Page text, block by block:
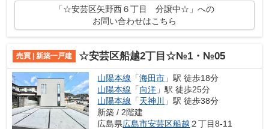
「☆安芸区矢野西６丁目 分譲中☆」への
お問い合わせはこちら
売買 | 新築一戸建 ☆安芸区船越2丁目☆№1・№05
山陽本線 「海田市 」駅 徒歩18分
山陽本線 「向洋 」駅 徒歩25分
山陽本線 「天神川
」駅 徒歩38分
新築 / 2階建
広島県広島市安芸区船越 ２丁目8-11